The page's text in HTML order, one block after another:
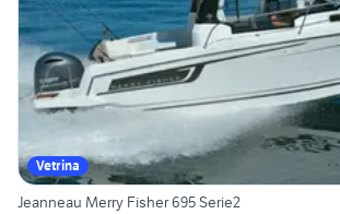
Vetrina
Jeanneau Merry Fisher 695 Serie2